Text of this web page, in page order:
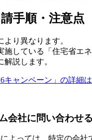
手順・注意点
り異なります。
施している「住宅省エ
解説します。
キャンペーン」の詳細
会社に問い合わせる